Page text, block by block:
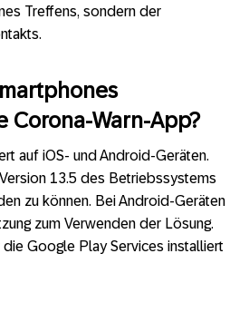
Treffens, sondern der
Corona-Warn-App?
auf iOS- und Android-Geräten.
13.5 des Betriebssystems
zu können. Bei Android-Geräten
zum Verwenden der Lösung.
die Google Play Services installiert